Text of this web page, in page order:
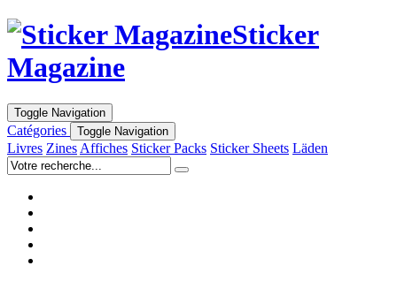
Sticker
Magazine
Toggle Navigation
Catégories Toggle Navigation
Livres Zines Affiches Sticker Packs Sticker Sheets Läden